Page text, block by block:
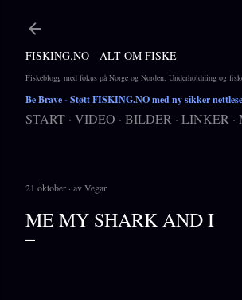
FISKING.NO - ALT OM FISKE
Fiskeblogg med fokus på Norge og Norden. Underholdning og
Be Brave- Støtt FISKING.NO med ny sikker
START VIDEO BILDER LINKER
21 oktober avVegar
ME MY SHARK AND I